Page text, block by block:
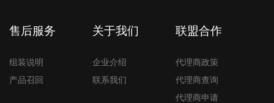
售后服务
组装说明
产品召回
关于我们
企业介绍
联系我们
联盟合作
代理商政策
代理商查询
代理商申请